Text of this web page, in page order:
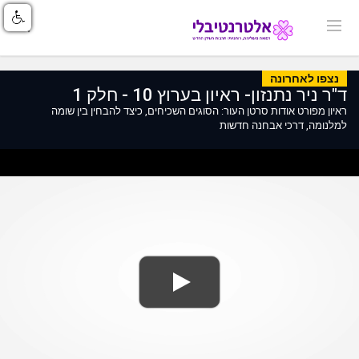
נצפו לאחרונה
ד"ר ניר נתנזון- ראיון בערוץ 10 - חלק 1
ראיון מפורט אודות סרטן העור: הסוגים השכיחים, כיצד להבחין בין שומה
למלנומה, דרכי אבחנה חדשות